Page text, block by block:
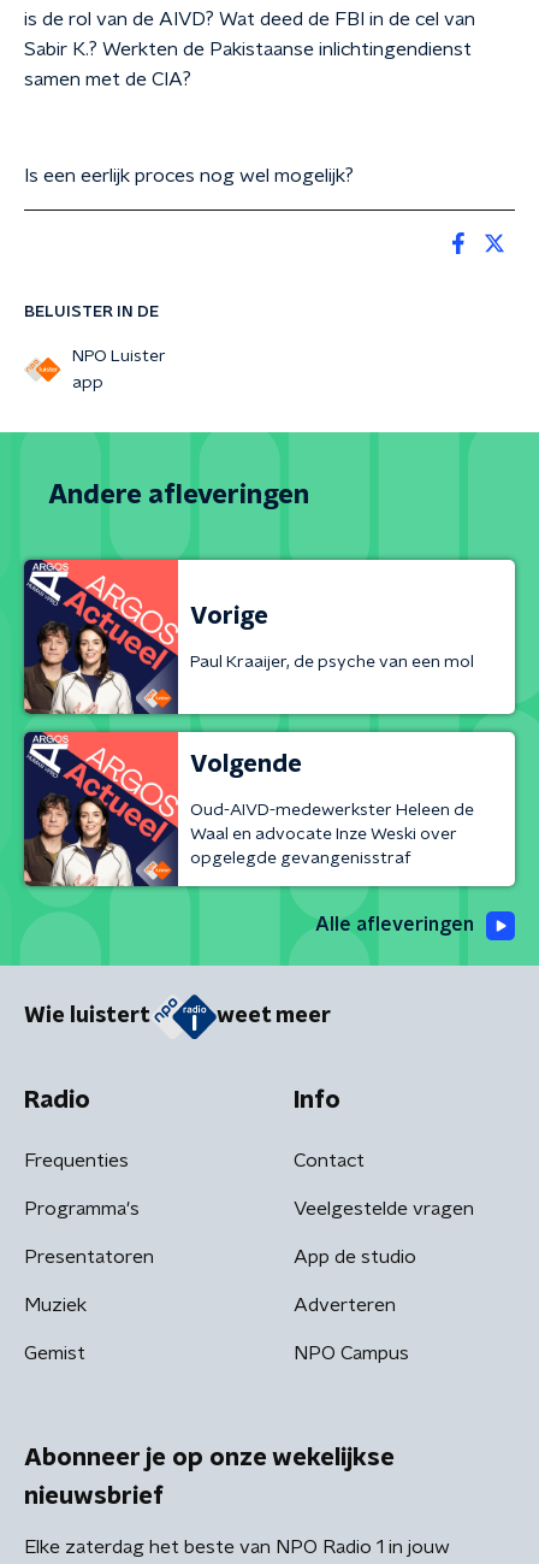
BELUISTER IN DE
NPO Luister
app
is de rol van de AIVD? Wat deed de FBI in de cel van
Sabir K.? Werkten de Pakistaanse inlichtingendienst
samen met de CIA?
Is een eerlijk proces nog wel mogelijk?
Andere afleveringen
Vorige
Paul Kraaijer, de psyche van een mol
Volgende
Oud-AIVD-medewerkster Heleen de
Waal en advocate Inze Weski over
opgelegde gevangenisstraf
Alle afleveringen
Wie luistert weet meer
Radio
Frequenties
Programma's
Presentatoren
Muziek
Gemist
Info
Contact
Veelgestelde vragen
App de studio
Adverteren
NPO Campus
Abonneer je op onze wekelijkse
nieuwsbrief
Elke zaterdag het beste van NPO Radio 1 in jouw